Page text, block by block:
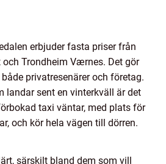
erbjuder fasta priser från
och Trondheim Værnes. Det gör
privatresenärer och företag.
landar sent en vinterkväll är det
taxi väntar, med plats för
och kör hela vägen till dörren.
särskilt bland dem som vill